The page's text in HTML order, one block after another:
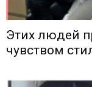
Этих людей
чувством